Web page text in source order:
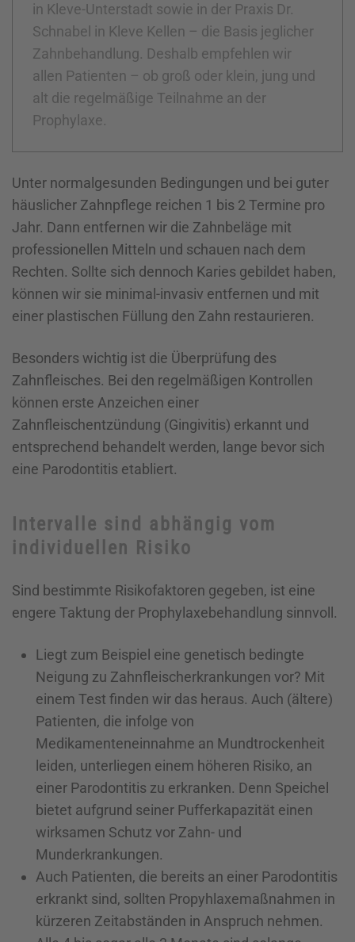
in Kleve-Unterstadt sowie in der Praxis Dr.
Schnabel in Kleve Kellen – die Basis jeglicher
Zahnbehandlung. Deshalb empfehlen wir
allen Patienten – ob groß oder klein, jung und
alt die regelmäßige Teilnahme an der
Prophylaxe.
Unter normalgesunden Bedingungen und bei guter
häuslicher Zahnpflege reichen 1 bis 2 Termine pro
Jahr. Dann entfernen wir die Zahnbeläge mit
professionellen Mitteln und schauen nach dem
Rechten. Sollte sich dennoch Karies gebildet haben,
können wir sie minimal-invasiv entfernen und mit
einer plastischen Füllung den Zahn restaurieren.
Besonders wichtig ist die Überprüfung des
Zahnfleisches. Bei den regelmäßigen Kontrollen
können erste Anzeichen einer
Zahnfleischentzündung (Gingivitis) erkannt und
entsprechend behandelt werden, lange bevor sich
eine Parodontitis etabliert.
Intervalle sind abhängig vom
individuellen Risiko
Sind bestimmte Risikofaktoren gegeben, ist eine
engere Taktung der Prophylaxebehandlung sinnvoll.
Liegt zum Beispiel eine genetisch bedingte
Neigung zu Zahnfleisch­erkrankungen vor? Mit
einem Test finden wir das heraus. Auch (ältere)
Patienten, die infolge von
Medikamenteneinnahme an Mundtrockenheit
leiden, unterliegen einem höheren Risiko, an
einer Parodontitis zu erkranken. Denn Speichel
bietet aufgrund seiner Pufferkapazität einen
wirksamen Schutz vor Zahn- und
Munderkrankungen.
Auch Patienten, die bereits an einer Parodontitis
erkrankt sind, sollten Propyhlaxe­maßnahmen in
kürzeren Zeitabständen in Anspruch nehmen.